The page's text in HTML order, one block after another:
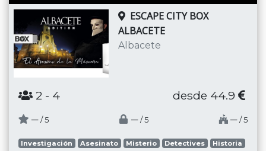
ESCAPE CITY BOX
ALBACETE
Albacete
2 - 4 desde 44.9
─ / 5 ─ / 5 ─ / 5
Investigación Asesinato Misterio Detectives
Historia